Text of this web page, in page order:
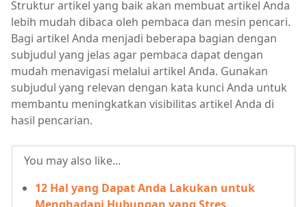
Struktur artikel yang baik akan membuat artikel Anda
lebih mudah dibaca oleh pembaca dan mesin pencari.
Bagi artikel Anda menjadi beberapa bagian dengan
subjudul yang jelas agar pembaca dapat dengan
mudah menavigasi melalui artikel Anda. Gunakan
subjudul yang relevan dengan kata kunci Anda untuk
membantu meningkatkan visibilitas artikel Anda di
hasil pencarian.
You may also like...
12 Hal yang Dapat Anda Lakukan untuk